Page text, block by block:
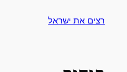
לתוכןרצים את ישראל